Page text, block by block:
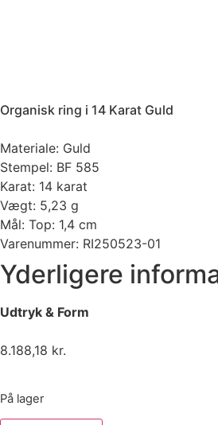
Organisk ring i 14 Karat Guld
Materiale: Guld
Stempel: BF 585
Karat: 14 karat
Vægt: 5,23 g
Mål: Top: 1,4 cm
Varenummer: RI250523-01
Yderligere
Udtryk & Form
8.188,18 kr.
På lager